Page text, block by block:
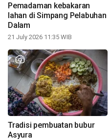
Pemadaman kebakaran
lahan di Simpang Pelabuhan
Dalam
21 July 2026 11:35 WIB
Tradisi pembuatan bubur
Asyura